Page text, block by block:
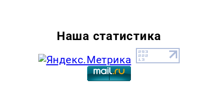
Наша статистика